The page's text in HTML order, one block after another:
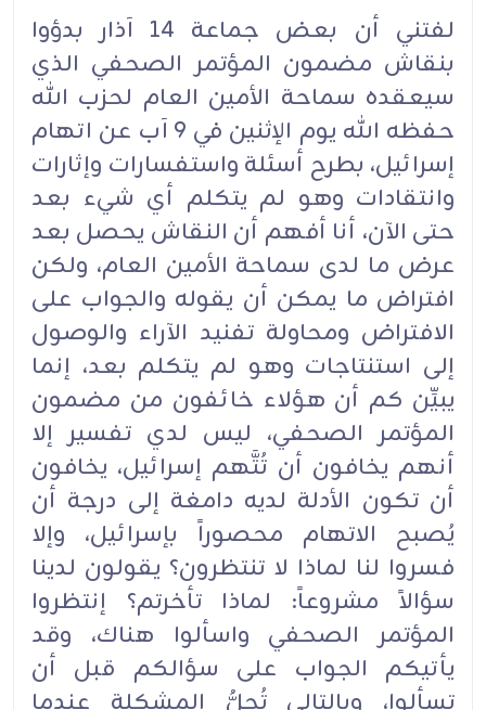
لفتني أن بعض جماعة 14 آذار بدؤوا
بنقاش مضمون المؤتمر الصحفي الذي
سيعقده سماحة الأمين العام لحزب الله
حفظه الله يوم الإثنين في 9 آب عن اتهام
إسرائيل، بطرح أسئلة واستفسارات وإثارات
وانتقادات وهو لم يتكلم أي شيء بعد
حتى الآن، أنا أفهم أن النقاش يحصل بعد
عرض ما لدى سماحة الأمين العام، ولكن
افتراض ما يمكن أن يقوله والجواب على
الافتراض ومحاولة تفنيد الآراء والوصول
إلى استنتاجات وهو لم يتكلم بعد، إنما
يبيِّن كم أن هؤلاء خائفون من مضمون
المؤتمر الصحفي، ليس لدي تفسير إلا
أنهم يخافون أن تُتَّهم إسرائيل، يخافون
أن تكون الأدلة لديه دامغة إلى درجة أن
يُصبح الاتهام محصوراً بإسرائيل، وإلا
فسروا لنا لماذا لا تنتظرون؟ يقولون لدينا
سؤالاً مشروعاً: لماذا تأخرتم؟ إنتظروا
المؤتمر الصحفي واسألوا هناك، وقد
يأتيكم الجواب على سؤالكم قبل أن